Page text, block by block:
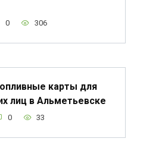
0 306
карты для
лиц в Альметьевске
0 33